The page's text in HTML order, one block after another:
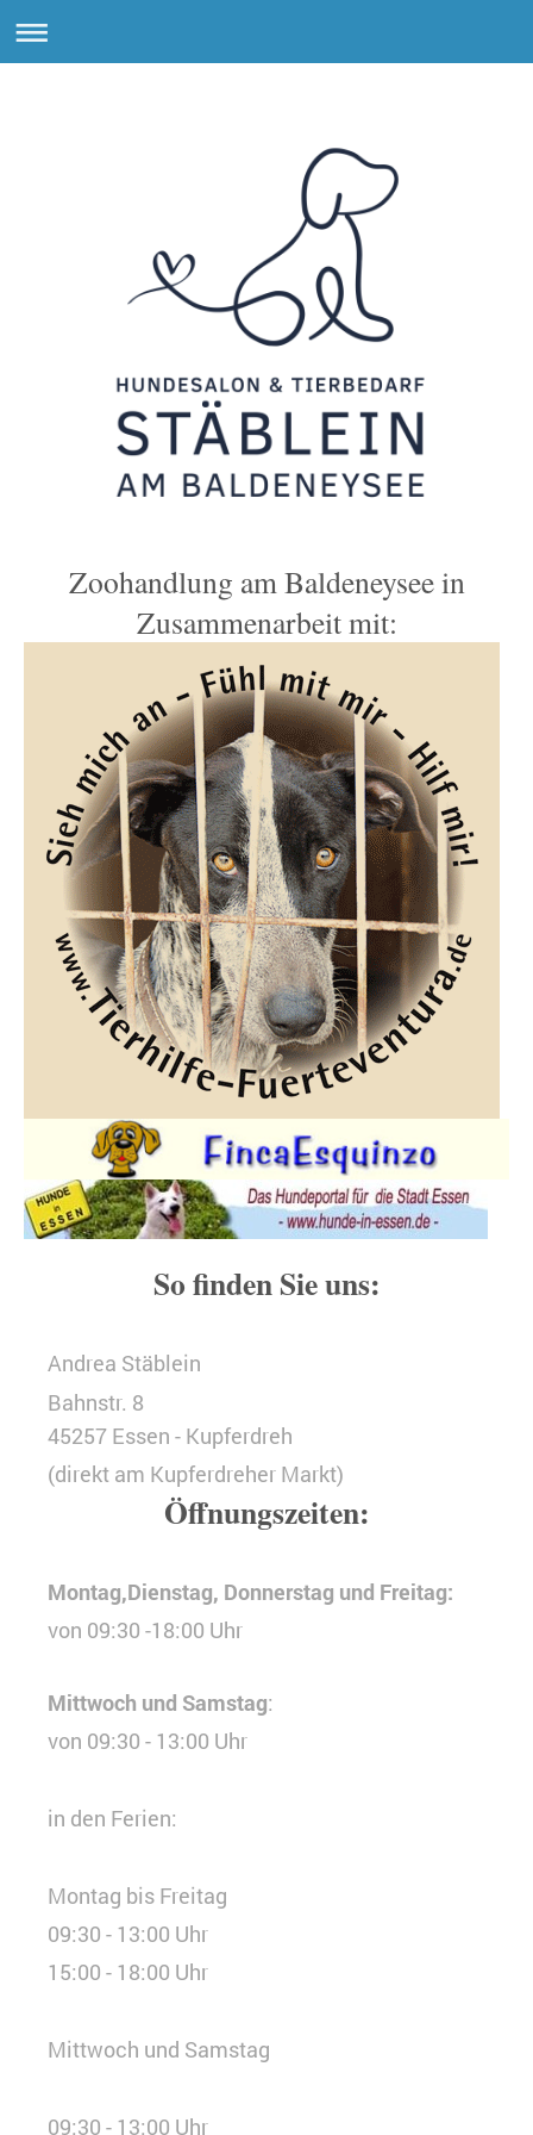
Zoohandlung am Baldeneysee in
Zusammenarbeit mit:
So finden Sie uns:
Andrea Stäblein
Bahnstr. 8
45257 Essen - Kupferdreh
(direkt am Kupferdreher Markt)
Öffnungszeiten:
Montag,Dienstag, Donnerstag und Freitag:
von 09:30 -18:00 Uhr
Mittwoch und Samstag:
von 09:30 - 13:00 Uhr
in den Ferien:
Montag bis Freitag
09:30 - 13:00 Uhr
15:00 - 18:00 Uhr
Mittwoch und Samstag
09:30 - 13:00 Uhr